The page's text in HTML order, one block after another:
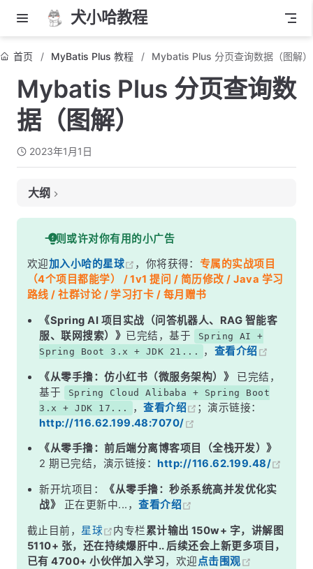
犬小哈教程
首页 MyBatis Plus 教程 Mybatis Plus 分页查询数据（图解）
Mybatis Plus 分页查询数
据（图解）
2023年1月1日
大纲
什么是分页查询？
为什么需要分页查询？
表结构
定义实体类
新增测试数据
添加分页插件
Mapper 层
Service 层
一则或许对你有用的小广告
欢迎加入小哈的星球 ，你将获得： 专属的实战项目
（4个项目都能学） / 1v1 提问 / 简历修改 / Java 学习
路线 / 社群讨论 / 学习打卡 / 每月赠书
《Spring AI 项目实战（问答机器人、RAG 智能客
服、联网搜索）》 已完结，基于
Spring AI +
Spring Boot 3.x + JDK 21...
， 查看介绍
《从零手撸：仿小红书（微服务架构）》
已完结，
基于
Spring Cloud Alibaba + Spring Boot
3.x + JDK 17...
，查看介绍
；演示链接：
http://116.62.199.48:7070/
《从零手撸：前后端分离博客项目（全栈开发）》
2 期已完结，演示链接： http://116.62.199.48/
新开坑项目：
《从零手撸：秒杀系统高并发优化实
战》
正在更新中...，查看介绍
截止目前， 星球 内专栏累计输出 150w+ 字，讲解图
5110+ 张，还在持续爆肝中.. 后续还会上新更多项目，
已有 4700+ 小伙伴加入学习，欢迎点击围观